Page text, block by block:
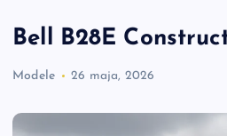
Bell B28E
Modele 26 maja, 2026